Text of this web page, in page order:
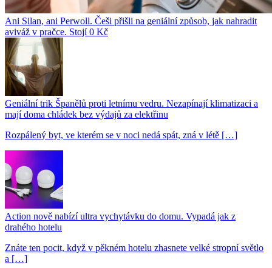
Ani Silan, ani Perwoll. Češi přišli na geniální způsob, jak nahradit
aviváž v pračce. Stojí 0 Kč
Geniální trik Španělů proti letnímu vedru. Nezapínají klimatizaci a
mají doma chládek bez výdajů za elektřinu
Rozpálený byt, ve kterém se v noci nedá spát, zná v létě […]
Action nově nabízí ultra vychytávku do domu. Vypadá jak z
drahého hotelu
Znáte ten pocit, když v pěkném hotelu zhasnete velké stropní světlo
a […]